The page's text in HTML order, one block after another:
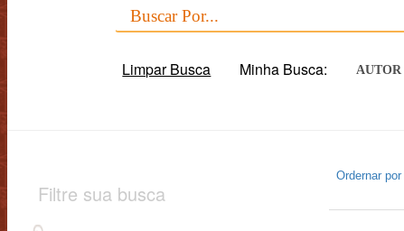
Limpar Busca Minha Busca: AUTOR
Filtre sua busca
Ordernar por